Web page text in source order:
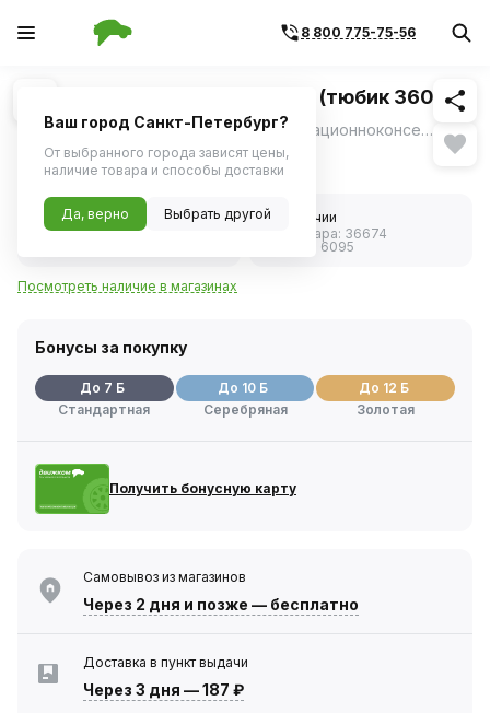
8 800 775-75-56
1/1 Похожие
Смазка графитовая OILRIGHT (тюбик 360г)
Водостойкая консистентная эксплуатационноконсервационная смазка.
133 ₽
5.0
В наличии
Код товара: 36674
6095
Посмотреть наличие в магазинах
Бонусы за покупку
До 7 Б
Стандартная
До 10 Б
Серебряная
До 12 Б
Золотая
Получить бонусную карту
Самовывоз из магазинов
Через 2 дня и позже — бесплатно
Доставка в пункт выдачи
Через 3 дня —187 ₽
Ваш город Санкт-Петербург?
От выбранного города зависят цены,
наличие товара и способы доставки
Да, верно Выбрать другой